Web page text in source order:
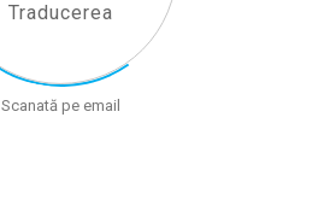
Traducerea
Scanată pe email